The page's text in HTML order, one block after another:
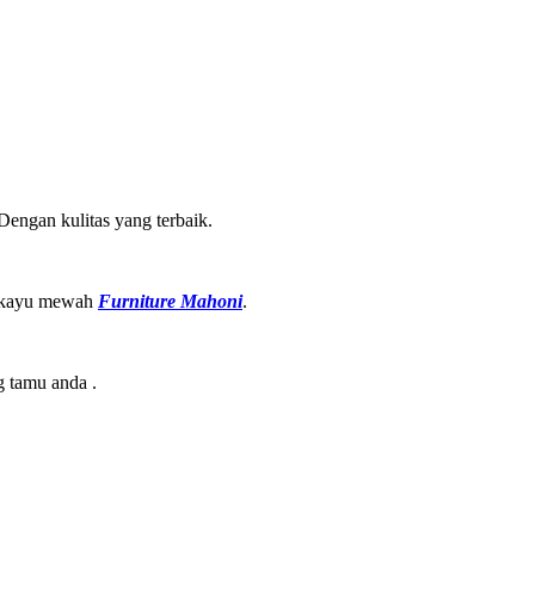
kulitas yang terbaik.
mewah Furniture Mahoni.
tamu anda .